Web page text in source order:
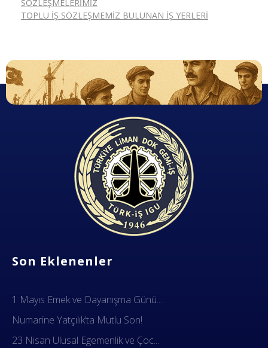
SÖZLEŞMELERIMIZ
TOPLU İŞ SÖZLEŞMEMIZ BULUNAN İŞ YERLERI
Son Eklenenler
1 Mayıs Emek ve Dayanışma Günü...
Numarine Yatçılık’ta Mutlu Son!
23 Nisan Ulusal Egemenlik ve Çoc...